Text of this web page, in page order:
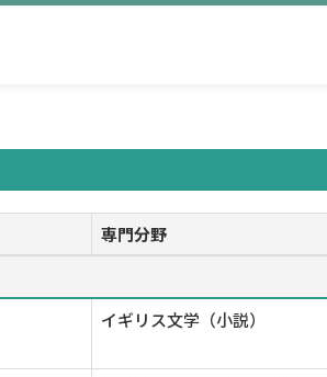
専門分野
イギリス文学（小説）